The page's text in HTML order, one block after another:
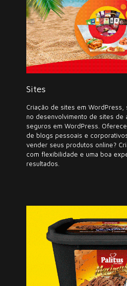
Sites
Sites
Criação de sites em
no desenvolvimento de sites de
seguros em WordPress.
de blogs pessoais e
vender seus produtos online?
com flexibilidade e uma boa
resultados.